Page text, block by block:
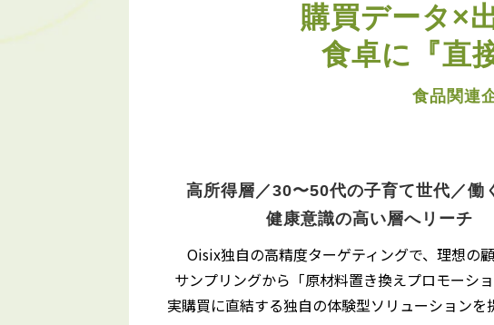
購買データ×
食卓に​『直
食品関連
高所得層／30〜50代の​子育て​世代／働
健康意識の​高い層へリーチ
Oisix独自の​高精度ターゲティングで、​理想の​顧
サンプリングから​「原材料置き換えプロモーショ
実購買に​直結する​独自の​体験型ソリューションを​